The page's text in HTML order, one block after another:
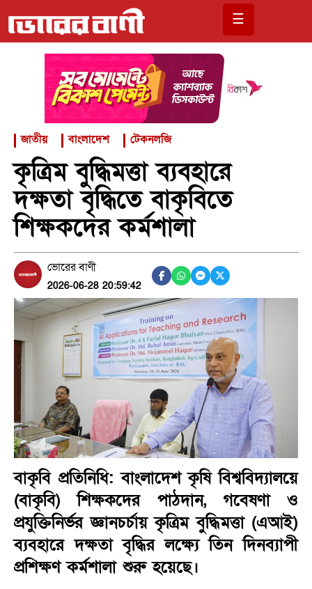
☰
জাতীয় বাংলাদেশ টেকনলজি
কৃত্রিম বুদ্ধিমত্তা ব্যবহারে
দক্ষতা বৃদ্ধিতে বাকৃবিতে
শিক্ষকদের কর্মশালা
ভোরের বাণী
2026-06-28 20:59:42
বাকৃবি প্রতিনিধি: বাংলাদেশ কৃষি বিশ্ববিদ্যালয়ে
(বাকৃবি) শিক্ষকদের পাঠদান, গবেষণা ও
প্রযুক্তিনির্ভর জ্ঞানচর্চায় কৃত্রিম বুদ্ধিমত্তা (এআই)
ব্যবহারে দক্ষতা বৃদ্ধির লক্ষ্যে তিন দিনব্যাপী
প্রশিক্ষণ কর্মশালা শুরু হয়েছে।